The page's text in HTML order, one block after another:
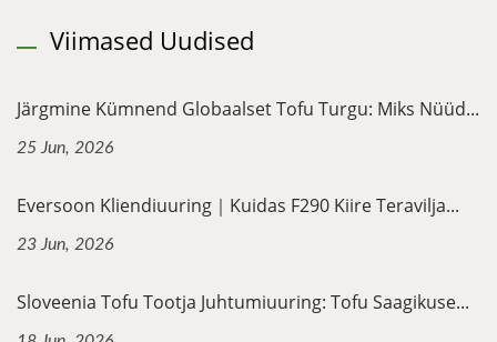
Viimased Uudised
Järgmine Kümnend Globaalset Tofu Turgu: Miks Nüüd...
25 Jun, 2026
Eversoon Kliendiuuring｜Kuidas F290 Kiire Teravilja...
23 Jun, 2026
Sloveenia Tofu Tootja Juhtumiuuring: Tofu Saagikuse...